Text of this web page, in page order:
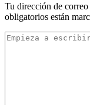
Tu dirección de
obligatorios están